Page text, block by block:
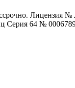
Лицензия
Серия 64 №